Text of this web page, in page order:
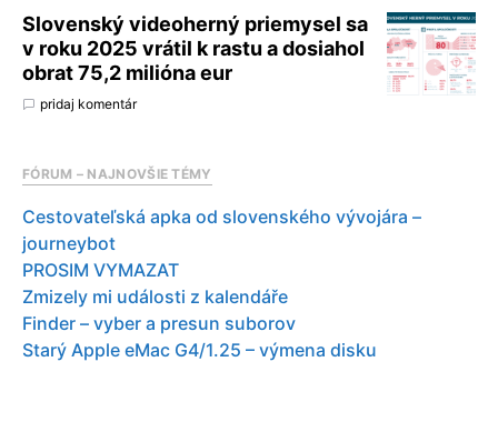
Slovenský videoherný priemysel sa
v roku 2025 vrátil k rastu a dosiahol
obrat 75,2 milióna eur
pridaj komentár
FÓRUM – NAJNOVŠIE TÉMY
Cestovateľská apka od slovenského vývojára –
journeybot
PROSIM VYMAZAT
Zmizely mi události z kalendáře
Finder – vyber a presun suborov
Starý Apple eMac G4/1.25 – výmena disku